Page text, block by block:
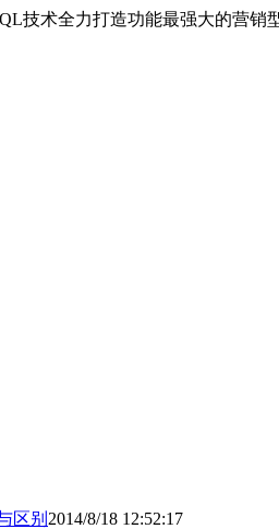
技术全力打造功能最强大的营
区别 2014/8/18 12:52:17